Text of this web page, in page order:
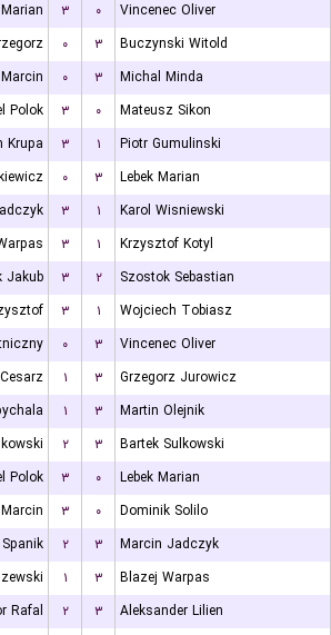
۳ ۰
Vincenec Oliver
۰ ۳
Buczynski Witold
۰ ۳
Michal Minda
Polok
۳ ۰
Mateusz Sikon
Krupa
۳ ۱
Piotr Gumulinski
۰ ۳
Lebek Marian
۳ ۱
Karol Wisniewski
۳ ۱
Krzysztof Kotyl
Jakub
۳ ۲
Szostok Sebastian
۳ ۱
Wojciech Tobiasz
۰ ۳
Vincenec Oliver
۱ ۳
Grzegorz Jurowicz
۱ ۳
Martin Olejnik
۲ ۳
Bartek Sulkowski
Polok
۳ ۰
Lebek Marian
۳ ۰
Dominik Solilo
۲ ۳
Marcin Jadczyk
۱ ۳
Blazej Warpas
Rafal
۲ ۳
Aleksander Lilien